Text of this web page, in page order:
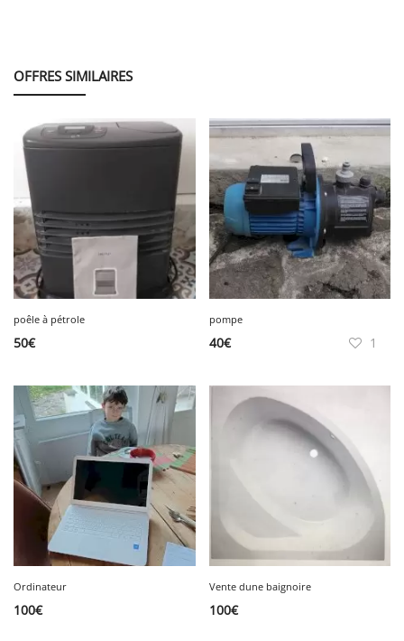
OFFRES SIMILAIRES
poêle à pétrole
50€
pompe
40€ 1
Ordinateur
100€
Vente dune baignoire
100€